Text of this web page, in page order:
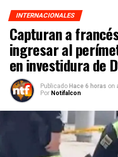
INTERNACIONALES
Capturan a
ingresar al
en investidura de
Publicado Hace 6 horas on
Por Notifalcon